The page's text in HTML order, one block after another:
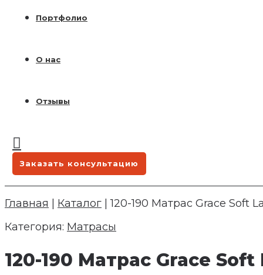
Портфолио
О нас
Отзывы
Заказать консультацию
Главная Каталог |120-190 Матрас Grace Soft
Категория: Матрасы
120-190 Матрас Grace